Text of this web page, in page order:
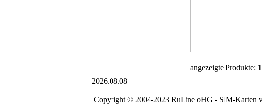
angezeigte Produkte: 1
2026.08.08
Copyright © 2004-2023 RuLine oHG - SIM-Karten